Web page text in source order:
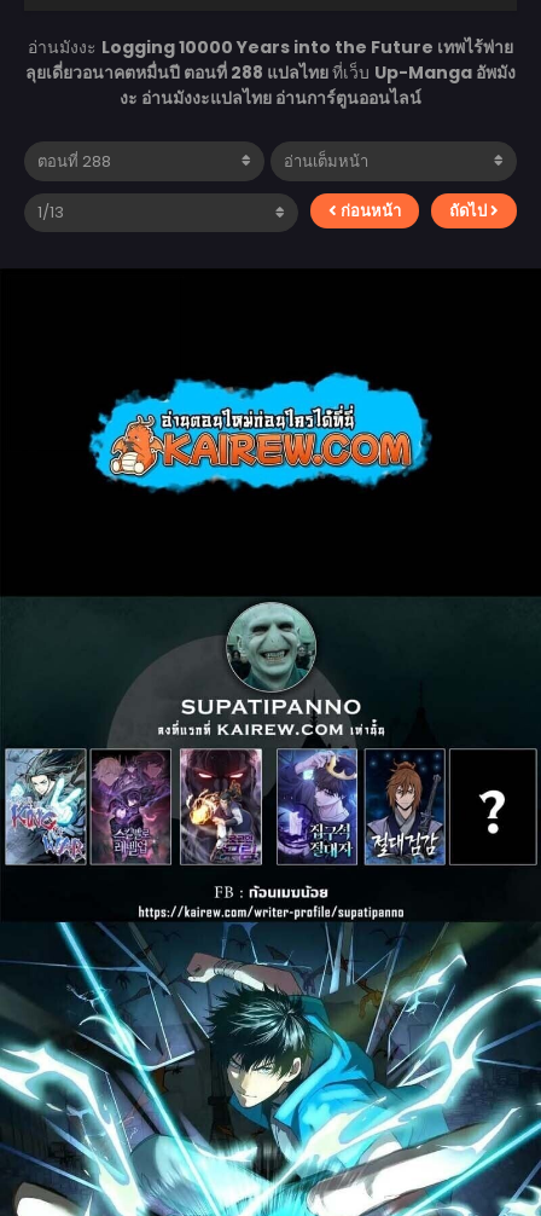
อ่านมังงะ Logging 10000 Years into the Future เทพไร้พ่าย
ลุยเดี่ยวอนาคตหมื่นปี ตอนที่ 288 แปลไทยที่เว็บ Up-Manga อัพมัง
งะ อ่านมังงะแปลไทย อ่านการ์ตูนออนไลน์
ก่อนหน้า ถัดไป